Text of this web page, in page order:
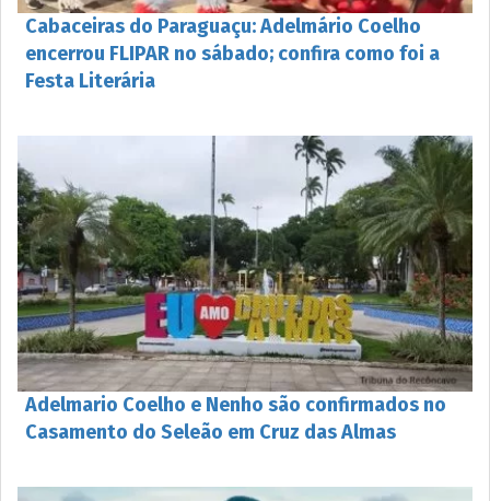
Cabaceiras do Paraguaçu: Adelmário Coelho
encerrou FLIPAR no sábado; confira como foi a
Festa Literária
Adelmario Coelho e Nenho são confirmados no
Casamento do Seleão em Cruz das Almas